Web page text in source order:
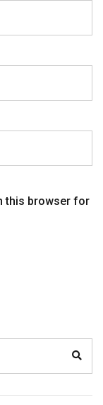
this browser for